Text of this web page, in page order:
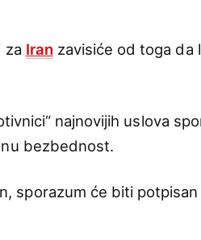
za Iranzavisiće od toga da
najnovijih uslova
bezbednost.
sporazum će biti potpisan